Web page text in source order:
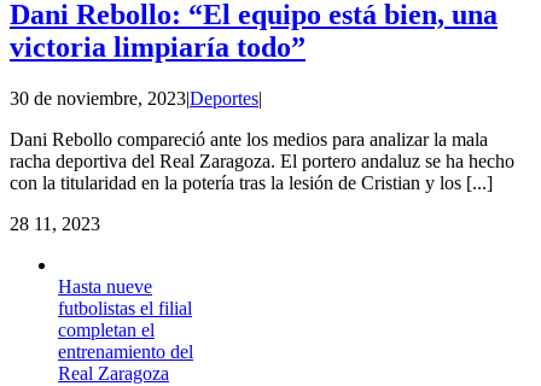
Dani Rebollo: “El equipo está bien, una
victoria limpiaría todo”
30 de noviembre, 2023|Deportes|
Dani Rebollo compareció ante los medios para analizar la mala
racha deportiva del Real Zaragoza. El portero andaluz se ha hecho
con la titularidad en la potería tras la lesión de Cristian y los [...]
28 11, 2023
Hasta nueve
futbolistas el filial
completan el
entrenamiento del
Real Zaragoza